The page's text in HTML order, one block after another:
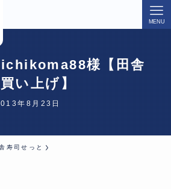
MENU
様【田舎
い上げ】
年8月23日
寿司せっと